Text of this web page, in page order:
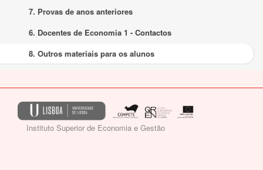
7. Provas de anos anteriores
6. Docentes de Economia 1 - Contactos
8. Outros materiais para os alunos
Instituto Superior de Economia e Gestão